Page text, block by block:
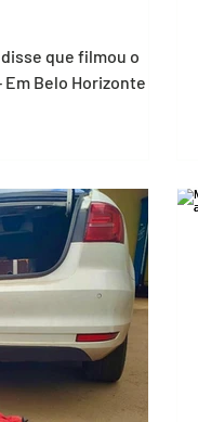
que filmou o
Em Belo Horizonte